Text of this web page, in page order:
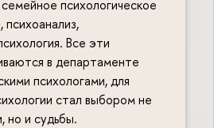
психологическое
психоанализ,
Все эти
в департаменте
психологами, для
стал выбором не
но и судьбы.